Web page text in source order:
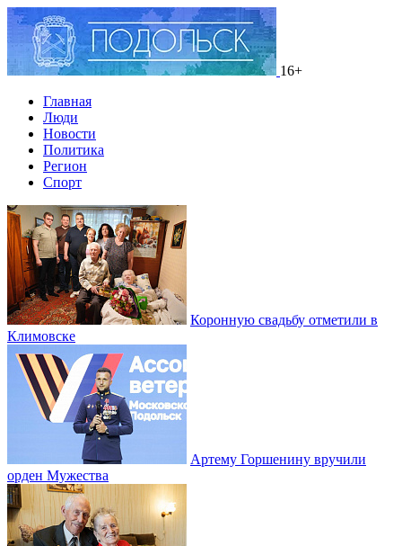
16+
Главная
Люди
Новости
Политика
Регион
Спорт
Коронную свадьбу отметили в
Климовске
Артему Горшенину вручили
орден Мужества